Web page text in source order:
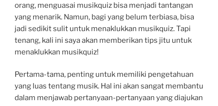
orang, menguasai musikquiz bisa menjadi tantangan
yang menarik. Namun, bagi yang belum terbiasa, bisa
jadi sedikit sulit untuk menaklukkan musikquiz. Tapi
tenang, kali ini saya akan memberikan tips jitu untuk
menaklukkan musikquiz!
Pertama-tama, penting untuk memiliki pengetahuan
yang luas tentang musik. Hal ini akan sangat membantu
dalam menjawab pertanyaan-pertanyaan yang diajukan